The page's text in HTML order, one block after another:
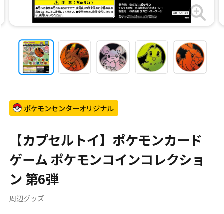
ポケモンセンターオリジナル
【カプセルトイ】ポケモンカード
ゲーム ポケモンコインコレクショ
ン 第6弾
周辺グッズ